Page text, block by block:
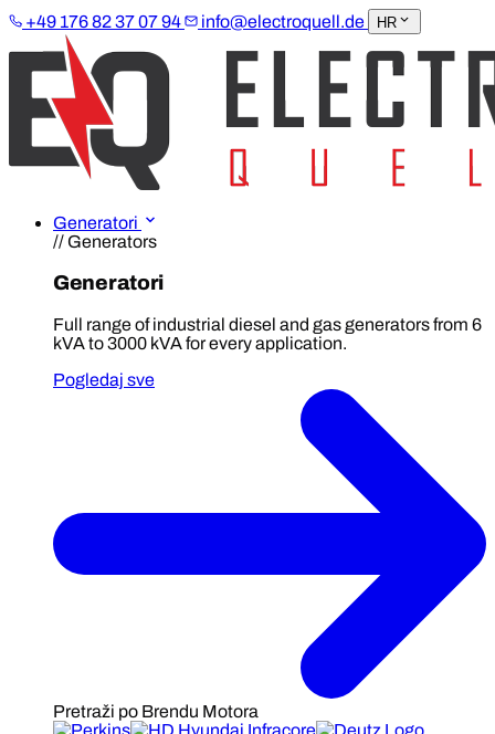
+49 176 82 37 07 94 info@electroquell.de HR
Generatori
// Generators
Generatori
Full range of industrial diesel and gas generators from 6
kVA to 3000 kVA for every application.
Pogledaj sve
Pretraži po Brendu Motora